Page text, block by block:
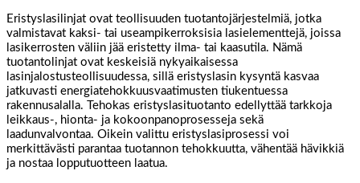
Eristyslasilinjat ovat teollisuuden tuotantojärjestelmiä, jotka
valmistavat kaksi- tai useampikerroksisia lasielementtejä, joissa
lasikerrosten väliin jää eristetty ilma- tai kaasutila. Nämä
tuotantolinjat ovat keskeisiä nykyaikaisessa
lasinjalostusteollisuudessa, sillä eristyslasin kysyntä kasvaa
jatkuvasti energiatehokkuusvaatimusten tiukentuessa
rakennusalalla. Tehokas eristyslasituotanto edellyttää tarkkoja
leikkaus-, hionta- ja kokoonpanoprosesseja sekä
laadunvalvontaa. Oikein valittu eristyslasiprosessi voi
merkittävästi parantaa tuotannon tehokkuutta, vähentää hävikkiä
ja nostaa lopputuotteen laatua.